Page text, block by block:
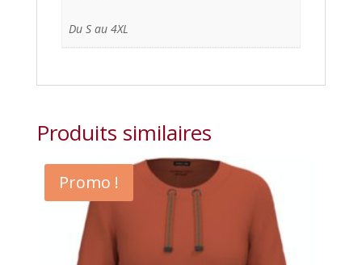
Du S au 4XL
Produits similaires
Promo !